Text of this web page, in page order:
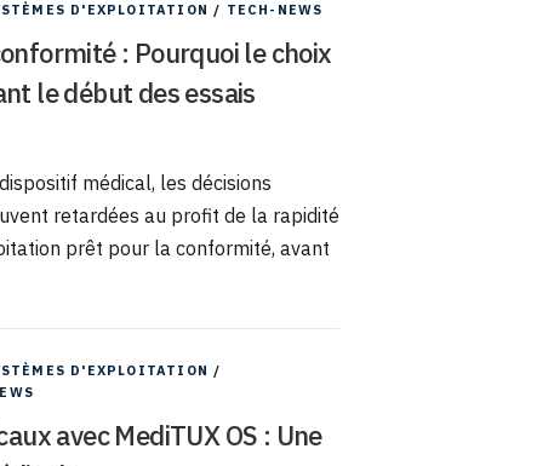
D'EXPLOITATION / TECH-NEWS
: Pourquoi le choix
le début des essais
médical, les décisions
retardées au profit de la rapidité
prêt pour la conformité, avant
D'EXPLOITATION /
avec MediTUX OS : Une